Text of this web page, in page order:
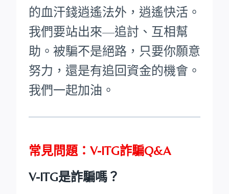
的血汗錢逍遙法外，逍遙快活。
我們要站出來—追討、互相幫
助。被騙不是絕路，只要你願意
努力，還是有追回資金的機會。
我們一起加油。
常見問題：V-ITG詐騙Q&A
V-ITG是詐騙嗎？